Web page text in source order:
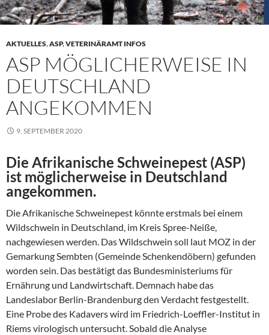
AKTUELLES,ASP,VETERINÄRAMT INFOS
ASP MÖGLICHERWEISE IN
DEUTSCHLAND
ANGEKOMMEN
9. SEPTEMBER 2020
Die Afrikanische Schweinepest (ASP)
ist möglicherweise in Deutschland
angekommen.
Die Afrikanische Schweinepest könnte erstmals bei einem
Wildschwein in Deutschland, im Kreis Spree-Neiße,
nachgewiesen werden. Das Wildschwein soll laut MOZ in der
Gemarkung Sembten (Gemeinde Schenkendöbern) gefunden
worden sein. Das bestätigt das Bundesministeriums für
Ernährung und Landwirtschaft. Demnach habe das
Landeslabor Berlin-Brandenburg den Verdacht festgestellt.
Eine Probe des Kadavers wird im Friedrich-Loeffler-Institut in
Riems virologisch untersucht. Sobald die Analyse